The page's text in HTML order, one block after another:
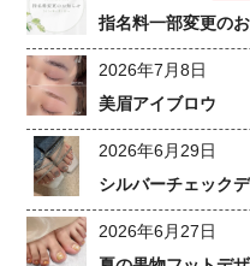
指名料一部変更の
2026年7月8日
美眉アイブロウ
2026年6月29日
シルバーチェック
2026年6月27日